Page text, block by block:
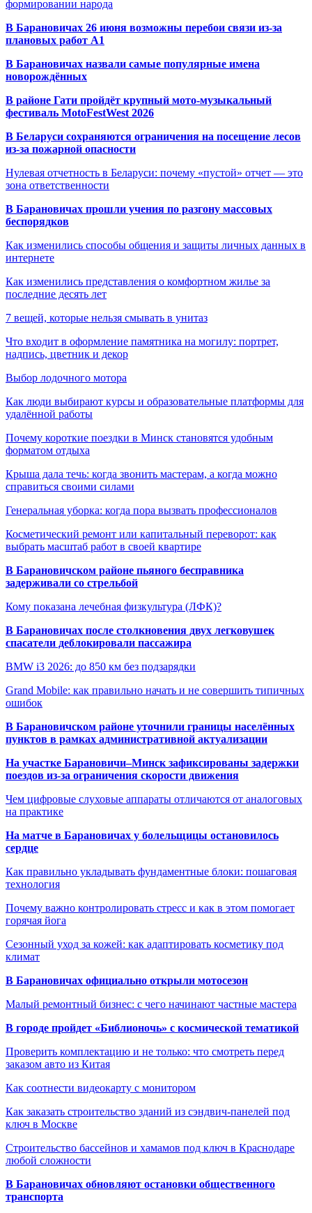
формировании народа
В Барановичах 26 июня возможны перебои связи из-за
плановых работ A1
В Барановичах назвали самые популярные имена
новорождённых
В районе Гати пройдёт крупный мото-музыкальный
фестиваль MotoFestWest 2026
В Беларуси сохраняются ограничения на посещение лесов
из-за пожарной опасности
Нулевая отчетность в Беларуси: почему «пустой» отчет — это
зона ответственности
В Барановичах прошли учения по разгону массовых
беспорядков
Как изменились способы общения и защиты личных данных в
интернете
Как изменились представления о комфортном жилье за
последние десять лет
7 вещей, которые нельзя смывать в унитаз
Что входит в оформление памятника на могилу: портрет,
надпись, цветник и декор
Выбор лодочного мотора
Как люди выбирают курсы и образовательные платформы для
удалённой работы
Почему короткие поездки в Минск становятся удобным
форматом отдыха
Крыша дала течь: когда звонить мастерам, а когда можно
справиться своими силами
Генеральная уборка: когда пора вызвать профессионалов
Косметический ремонт или капитальный переворот: как
выбрать масштаб работ в своей квартире
В Барановичском районе пьяного бесправника
задерживали со стрельбой
Кому показана лечебная физкультура (ЛФК)?
В Барановичах после столкновения двух легковушек
спасатели деблокировали пассажира
BMW i3 2026: до 850 км без подзарядки
Grand Mobile: как правильно начать и не совершить типичных
ошибок
В Барановичском районе уточнили границы населённых
пунктов в рамках административной актуализации
На участке Барановичи–Минск зафиксированы задержки
поездов из-за ограничения скорости движения
Чем цифровые слуховые аппараты отличаются от аналоговых
на практике
На матче в Барановичах у болельщицы остановилось
сердце
Как правильно укладывать фундаментные блоки: пошаговая
технология
Почему важно контролировать стресс и как в этом помогает
горячая йога
Сезонный уход за кожей: как адаптировать косметику под
климат
В Барановичах официально открыли мотосезон
Малый ремонтный бизнес: с чего начинают частные мастера
В городе пройдет «Библионочь» с космической тематикой
Проверить комплектацию и не только: что смотреть перед
заказом авто из Китая
Как соотнести видеокарту с монитором
Как заказать строительство зданий из сэндвич-панелей под
ключ в Москве
Строительство бассейнов и хамамов под ключ в Краснодаре
любой сложности
В Барановичах обновляют остановки общественного
транспорта